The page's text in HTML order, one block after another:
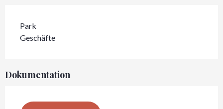
Park
Geschäfte
Dokumentation